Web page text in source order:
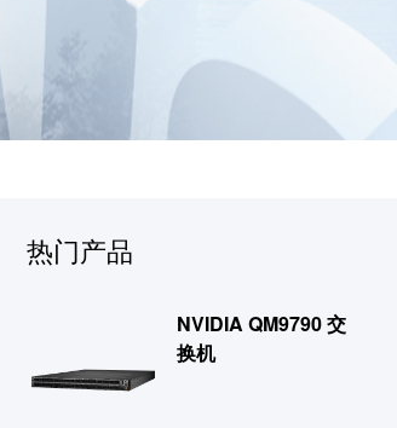
热门产品
NVIDIA QM9790 交
换机